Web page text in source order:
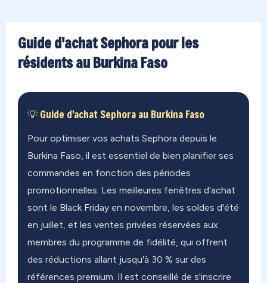
Guide d'achat Sephora pour les
résidents au Burkina Faso
💡 Guide d'achat Sephora au Burkina Faso
Pour optimiser vos achats Sephora depuis le
Burkina Faso, il est essentiel de bien planifier ses
commandes en fonction des périodes
promotionnelles. Les meilleures fenêtres d'achat
sont le Black Friday en novembre, les soldes d'été
en juillet, et les ventes privées réservées aux
membres du programme de fidélité, qui offrent
des réductions allant jusqu'à 30 % sur des
références premium. Il est conseillé de s'inscrire